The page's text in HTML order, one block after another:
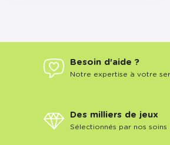
Besoin d'aide ?
Notre expertise à votre
Des milliers de jeux
Sélectionnés par nos soins